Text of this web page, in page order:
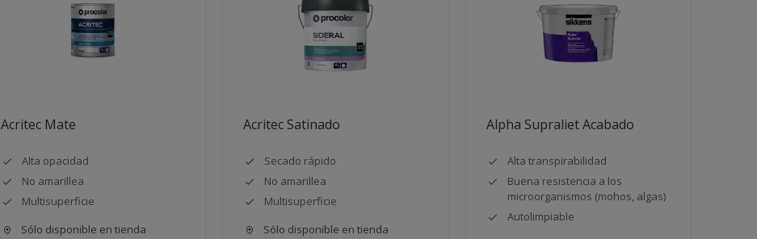
Acritec Mate
Alta opacidad
No amarillea
Multisuperficie
Sólo disponible en tienda
Acritec Satinado
Secado rápido
No amarillea
Multisuperficie
Sólo disponible en tienda
Alpha Supraliet Acabado
Alta transpirabilidad
Buena resistencia a los
microorganismos (mohos, algas)
Autolimpiable